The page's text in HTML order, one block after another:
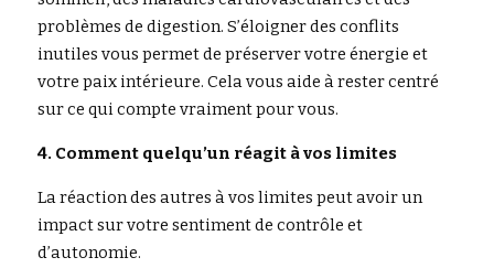
problèmes de digestion. S’éloigner des conflits
inutiles vous permet de préserver votre énergie et
votre paix intérieure. Cela vous aide à rester centré
sur ce qui compte vraiment pour vous.
4. Comment quelqu’un réagit à vos limites
La réaction des autres à vos limites peut avoir un
impact sur votre sentiment de contrôle et
d’autonomie.